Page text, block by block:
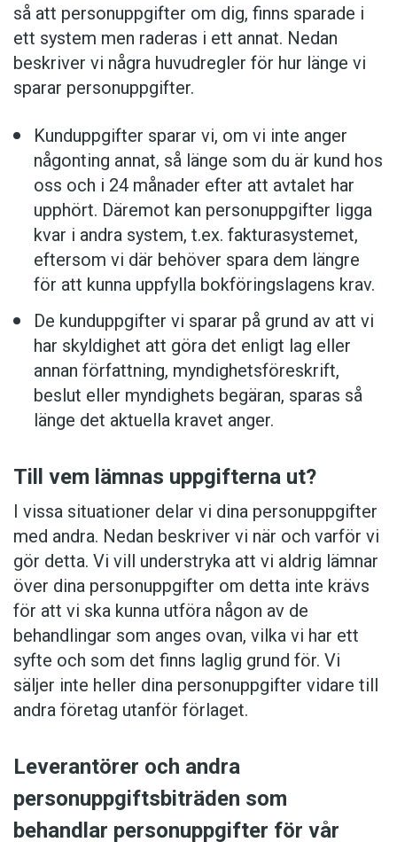
så att personuppgifter om dig, finns sparade i
ett system men raderas i ett annat. Nedan
beskriver vi några huvudregler för hur länge vi
sparar personuppgifter.
Kunduppgifter sparar vi, om vi inte anger
någonting annat, så länge som du är kund hos
oss och i 24 månader efter att avtalet har
upphört. Däremot kan personuppgifter ligga
kvar i andra system, t.ex. fakturasystemet,
eftersom vi där behöver spara dem längre
för att kunna uppfylla bokföringslagens krav.
De kunduppgifter vi sparar på grund av att vi
har skyldighet att göra det enligt lag eller
annan författning, myndighetsföreskrift,
beslut eller myndighets begäran, sparas så
länge det aktuella kravet anger.
Till vem lämnas uppgifterna ut?
I vissa situationer delar vi dina personuppgifter
med andra. Nedan beskriver vi när och varför vi
gör detta. Vi vill understryka att vi aldrig lämnar
över dina personuppgifter om detta inte krävs
för att vi ska kunna utföra någon av de
behandlingar som anges ovan, vilka vi har ett
syfte och som det finns laglig grund för. Vi
säljer inte heller dina personuppgifter vidare till
andra företag utanför förlaget.
Leverantörer och andra
personuppgiftsbiträden som
behandlar personuppgifter för vår